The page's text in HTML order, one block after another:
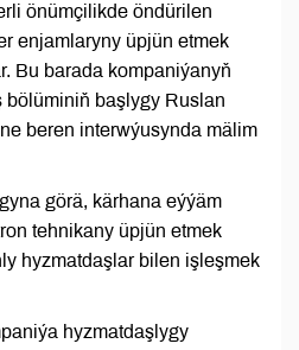
önümçilikde öndürilen
enjamlaryny üpjün etmek
Bu barada kompaniýanyň
başlygy Ruslan
beren interwýusynda mälim
görä, kärhana eýýäm
tehnikany üpjün etmek
hyzmatdaşlar bilen işleşmek
hyzmatdaşlygy